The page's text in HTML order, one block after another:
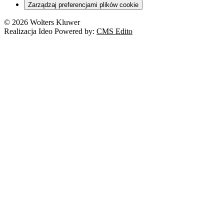
Zarządzaj preferencjami plików cookie
© 2026 Wolters Kluwer
Realizacja Ideo Powered by: CMS Edito